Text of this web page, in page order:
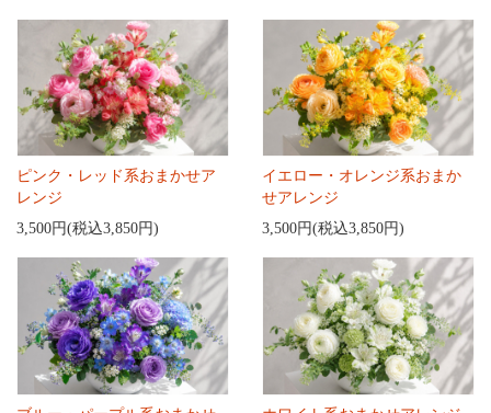
ピンク・レッド系おまかせア
レンジ
3,500円(税込3,850円)
イエロー・オレンジ系おまか
せアレンジ
3,500円(税込3,850円)